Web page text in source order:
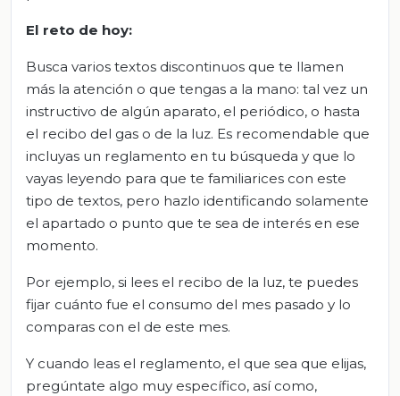
El reto de hoy:
Busca varios textos discontinuos que te llamen
más la atención o que tengas a la mano: tal vez un
instructivo de algún aparato, el periódico, o hasta
el recibo del gas o de la luz. Es recomendable que
incluyas un reglamento en tu búsqueda y que lo
vayas leyendo para que te familiarices con este
tipo de textos, pero hazlo identificando solamente
el apartado o punto que te sea de interés en ese
momento.
Por ejemplo, si lees el recibo de la luz, te puedes
fijar cuánto fue el consumo del mes pasado y lo
comparas con el de este mes.
Y cuando leas el reglamento, el que sea que elijas,
pregúntate algo muy específico, así como,